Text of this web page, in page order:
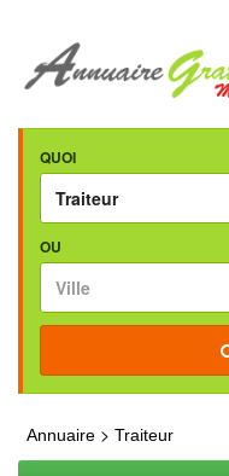
QUOI
OU
Annuaire > Traiteur